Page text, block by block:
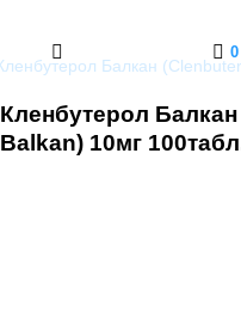
0
Кленбутерол
Balkan) 10мг